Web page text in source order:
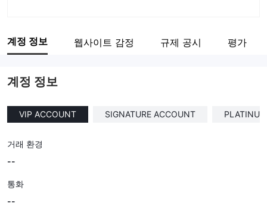
회사 전체 이름
계정 정보 웹사이트 감정 규제 공시 평가
계정 정보
VIP ACCOUNT SIGNATURE ACCOUNT
거래 환경
--
통화
--